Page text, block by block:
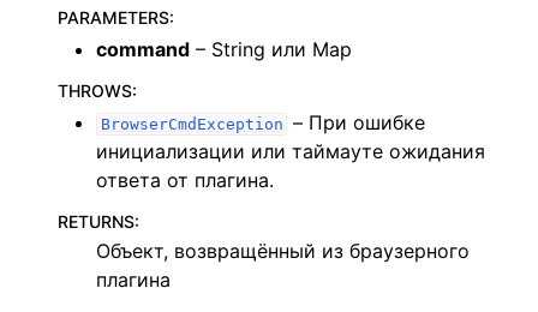
PARAMETERS:
command – String или Map
THROWS:
BrowserCmdException – При ошибке
инициализации или таймауте ожидания
ответа от плагина.
RETURNS:
Объект, возвращённый из браузерного
плагина